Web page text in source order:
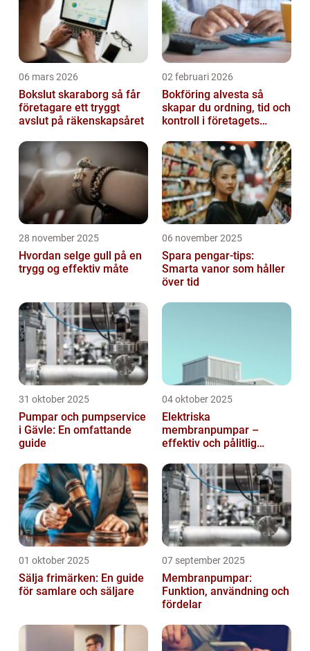
06 mars 2026
Bokslut skaraborg så får
företagare ett tryggt
avslut på räkenskapsåret
02 februari 2026
Bokföring alvesta så
skapar du ordning, tid och
kontroll i företagets
28 november 2025
Hvordan selge gull på en
trygg og effektiv måte
06 november 2025
Spara pengar-tips:
Smarta vanor som håller
över tid
31 oktober 2025
Pumpar och pumpservice
i Gävle: En omfattande
guide
04 oktober 2025
Elektriska
membranpumpar –
effektiv och pålitlig
01 oktober 2025
Sälja frimärken: En guide
för samlare och säljare
07 september 2025
Membranpumpar:
Funktion, användning och
fördelar